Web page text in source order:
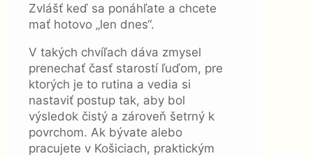
Zvlášť keď sa ponáhľate a chcete
mať hotovo „len dnes“.
V takých chvíľach dáva zmysel
prenechať časť starostí ľuďom, pre
ktorých je to rutina a vedia si
nastaviť postup tak, aby bol
výsledok čistý a zároveň šetrný k
povrchom. Ak bývate alebo
pracujete v Košiciach, praktickým